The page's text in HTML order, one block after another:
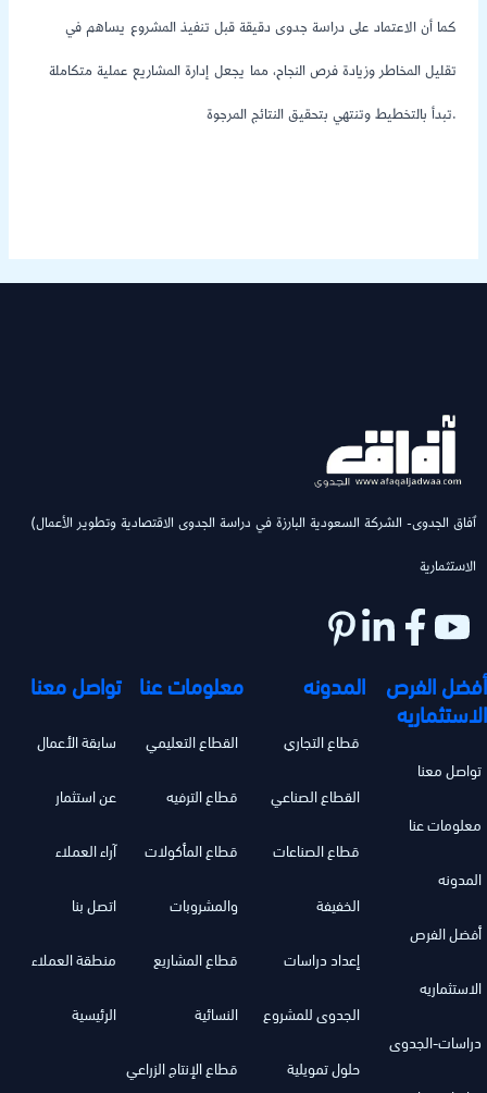
كما أن الاعتماد على دراسة جدوى دقيقة قبل تنفيذ المشروع يساهم في
تقليل المخاطر وزيادة فرص النجاح، مما يجعل إدارة المشاريع عملية متكاملة
تبدأ بالتخطيط وتنتهي بتحقيق النتائج المرجوة.
(ٱفاق الجدوى- الشركة السعودية البارزة في دراسة الجدوى الاقتصادية وتطوير الأعمال
الاستثمارية
تواصل معنا
سابقة الأعمال
عن استثمار
آراء العملاء
اتصل بنا
منطقة العملاء
الرئيسية
معلومات عنا
القطاع التعليمي
قطاع الترفيه
قطاع المأكولات
والمشروبات
قطاع المشاريع
النسائية
قطاع الإنتاج الزراعي
المدونه
قطاع التجاري
القطاع الصناعي
قطاع الصناعات
الخفيفة
إعداد دراسات
الجدوى للمشروع
حلول تمويلية
أفضل الفرص
الاستثماريه
تواصل معنا
معلومات عنا
المدونه
أفضل الفرص
الاستثماريه
دراسات-الجدوى